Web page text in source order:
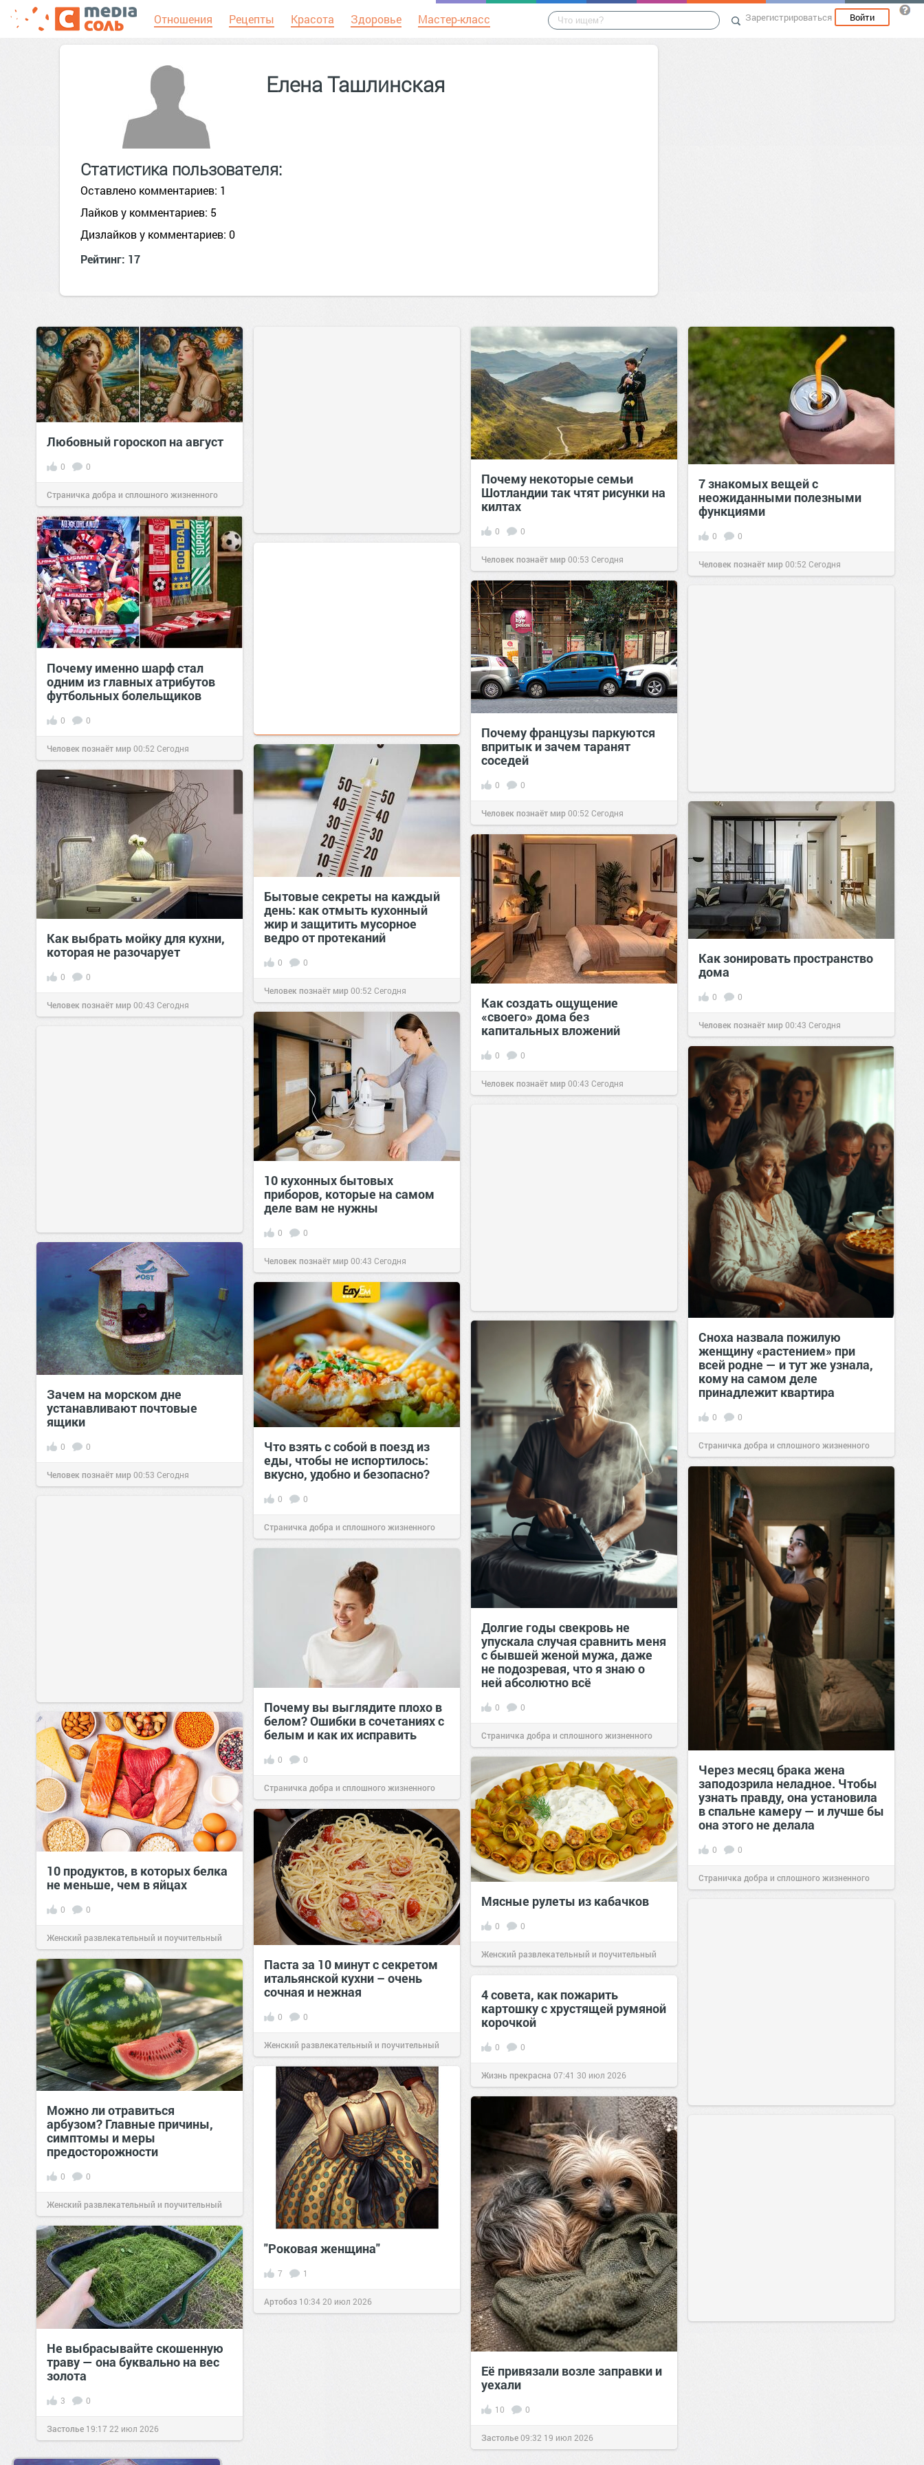
Отношения Рецепты Красота Здоровье Мастер-класс Зарегистрироваться Войти
Елена Ташлинская
Статистика пользователя:
Оставлено комментариев: 1
Лайков у комментариев: 5
Дизлайков у комментариев: 0
Рейтинг: 17
Любовный гороскоп на август
0 0
Страничка добра и сплошного жизненного
позитива!00:29Сегодня
Почему некоторые семьи
Шотландии так чтят рисунки на
килтах
0 0
Человек познаёт мир00:53 Сегодня
7 знакомых вещей с
неожиданными полезными
функциями
0 0
Человек познаёт мир00:52 Сегодня
Почему именно шарф стал
одним из главных атрибутов
футбольных болельщиков
0 0
Человек познаёт мир00:52 Сегодня
Почему французы паркуются
впритык и зачем таранят
соседей
0 0
Человек познаёт мир00:52 Сегодня
Бытовые секреты на каждый
день: как отмыть кухонный
жир и защитить мусорное
ведро от протеканий
0 0
Человек познаёт мир00:52 Сегодня
Как выбрать мойку для кухни,
которая не разочарует
0 0
Человек познаёт мир00:43 Сегодня
Как зонировать пространство
дома
0 0
Человек познаёт мир00:43 Сегодня
Как создать ощущение
«своего» дома без
капитальных вложений
0 0
Человек познаёт мир00:43 Сегодня
10 кухонных бытовых
приборов, которые на самом
деле вам не нужны
0 0
Человек познаёт мир00:43 Сегодня
Сноха назвала пожилую
женщину «растением» при
всей родне — и тут же узнала,
кому на самом деле
принадлежит квартира
0 0
Страничка добра и сплошного жизненного
позитива!00:29Сегодня
Зачем на морском дне
устанавливают почтовые
ящики
0 0
Человек познаёт мир00:53 Сегодня
Что взять с собой в поезд из
еды, чтобы не испортилось:
вкусно, удобно и безопасно?
0 0
Страничка добра и сплошного жизненного
позитива! 00:29 Сегодня
Долгие годы свекровь не
упускала случая сравнить меня
с бывшей женой мужа, даже
не подозревая, что я знаю о
ней абсолютно всё
0 0
Страничка добра и сплошного жизненного
позитива!00:29Сегодня
Через месяц брака жена
заподозрила неладное. Чтобы
узнать правду, она установила
в спальне камеру — и лучше бы
она этого не делала
0 0
Страничка добра и сплошного жизненного
Почему вы выглядите плохо в
белом? Ошибки в сочетаниях с
белым и как их исправить
0 0
Страничка добра и сплошного жизненного
позитива!00:29Сегодня
10 продуктов, в которых белка
не меньше, чем в яйцах
0 0
Женский развлекательный и поучительный
сайт.23:42Вчера
Мясные рулеты из кабачков
0 0
Женский развлекательный и поучительный
сайт.23:41 Вчера
Паста за 10 минут с секретом
итальянской кухни – очень
сочная и нежная
0 0
Женский развлекательный и поучительный
сайт.23:40Вчера
Можно ли отравиться
арбузом? Главные причины,
симптомы и меры
предосторожности
0 0
Женский развлекательный и поучительный
сайт.23:42Вчера
4 совета, как пожарить
картошку с хрустящей румяной
корочкой
0 0
Жизнь прекрасна 07:41 30 июл 2026
"Роковая женщина"
7 1
Артобоз 10:34 20 июл 2026
Её привязали возле заправки и
уехали
10 0
Застолье09:32 19 июл 2026
Не выбрасывайте скошенную
траву — она буквально на вес
золота
3 0
Застолье 19:17 22 июл 2026